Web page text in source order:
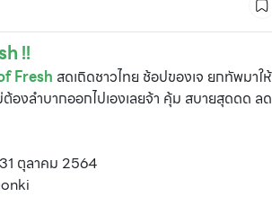
!!
Fresh สดเถิดชาวไทย ช้อปของเจ ยกทัพมาให้
องลำบากออกไปเองเลยจ้า คุ้ม สบายสุดดด ลด
ตุลาคม 2564